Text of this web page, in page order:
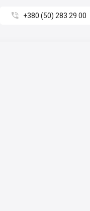
 +380 (50) 283 29 00